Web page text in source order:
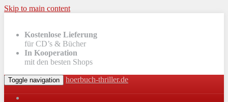
Skip to main content
Kostenlose Lieferung
für CD’s & Bücher
In Kooperation
mit den besten Shops
Toggle navigation hoerbuch-thriller.de